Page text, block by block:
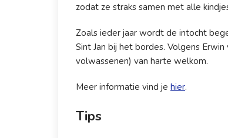
zodat ze straks samen met alle
Zoals ieder jaar wordt de intocht
Sint Jan bij het bordes. Volgens
volwassenen) van harte welkom.
Meer informatie vind je hier.
Tips